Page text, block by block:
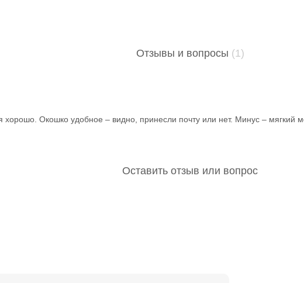
Отзывы и вопросы (1)
Окошко удобное – видно, принесли почту или нет. Минус – мягкий
Оставить отзыв или вопрос